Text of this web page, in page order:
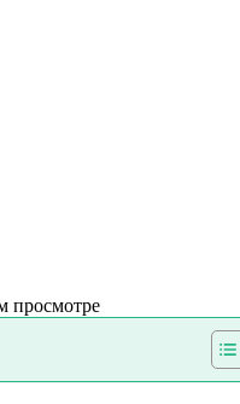
просмотре